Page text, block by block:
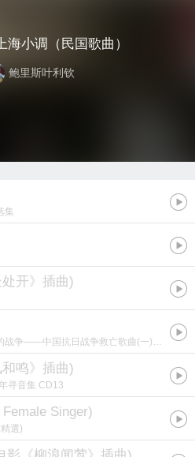
海小调（民国歌曲）
鲍里斯叶利钦
集
开》插曲)
争——中国抗日战争救亡歌曲(一)歌八百壮士
鸣》插曲)
寻音集 CD13
Singer)
選)